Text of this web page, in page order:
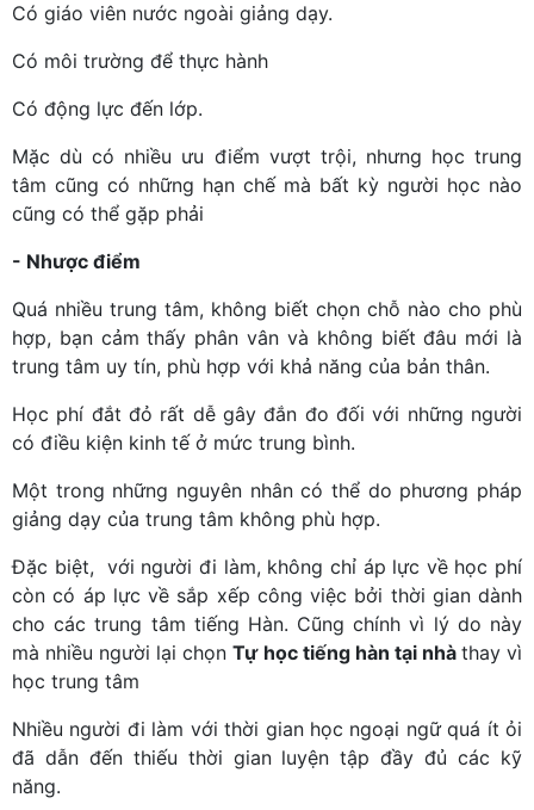
Có giáo viên nước ngoài giảng dạy.
Có môi trường để thực hành
Có động lực đến lớp.
Mặc dù có nhiều ưu điểm vượt trội, nhưng học trung
tâm cũng có những hạn chế mà bất kỳ người học nào
cũng có thể gặp phải
- Nhược điểm
Quá nhiều trung tâm, không biết chọn chỗ nào cho phù
hợp, bạn cảm thấy phân vân và không biết đâu mới là
trung tâm uy tín, phù hợp với khả năng của bản thân.
Học phí đắt đỏ rất dễ gây đắn đo đối với những người
có điều kiện kinh tế ở mức trung bình.
Một trong những nguyên nhân có thể do phương pháp
giảng dạy của trung tâm không phù hợp.
Đặc biệt, với người đi làm, không chỉ áp lực về học phí
còn có áp lực về sắp xếp công việc bởi thời gian dành
cho các trung tâm tiếng Hàn. Cũng chính vì lý do này
mà nhiều người lại chọnTự học tiếng hàn tại nhà thay vì
học trung tâm
Nhiều người đi làm với thời gian học ngoại ngữ quá ít ỏi
đã dẫn đến thiếu thời gian luyện tập đầy đủ các kỹ
năng.